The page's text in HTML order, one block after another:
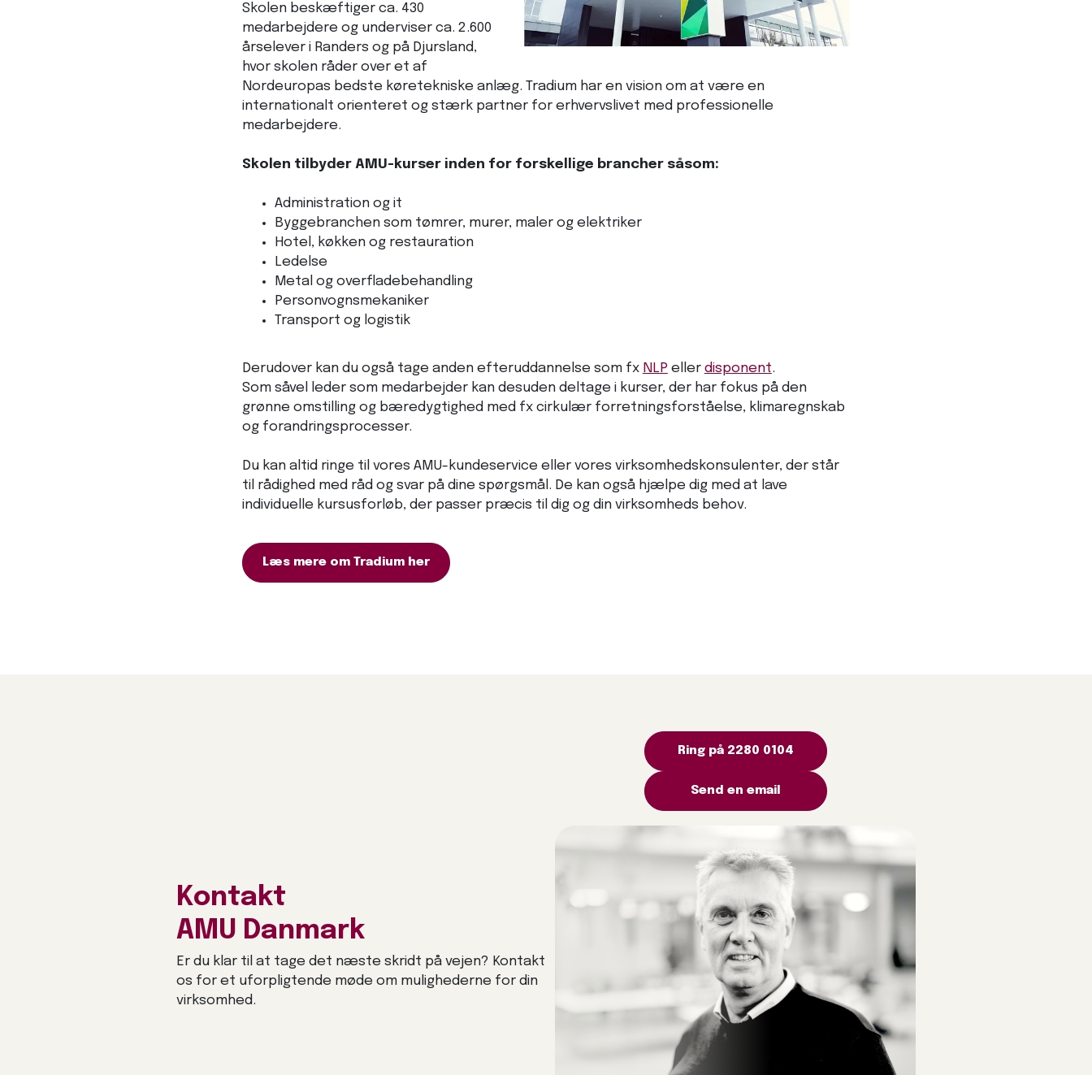
Skolen beskæftiger ca. 430
medarbejdere og underviser ca. 2.600
årselever i Randers og på Djursland,
hvor skolen råder over et af
Nordeuropas bedste køretekniske anlæg. Tradium har en vision om at være en
internationalt orienteret og stærk partner for erhvervslivet med professionelle
medarbejdere.
Skolen tilbyder AMU-kurser inden for forskellige brancher såsom:
Administration og it
Byggebranchen som tømrer, murer, maler og elektriker
Hotel, køkken og restauration
Ledelse
Metal og overfladebehandling
Personvognsmekaniker
Transport og logistik
Derudover kan du også tage anden efteruddannelse som fx NLP eller disponent.
Som såvel leder som medarbejder kan desuden deltage i kurser, der har fokus på den
grønne omstilling og bæredygtighed med fx cirkulær forretningsforståelse, klimaregnskab
og forandringsprocesser.
Du kan altid ringe til vores AMU-kundeservice eller vores virksomhedskonsulenter, der står
til rådighed med råd og svar på dine spørgsmål. De kan også hjælpe dig med at lave
individuelle kursusforløb, der passer præcis til dig og din virksomheds behov.
Læs mere om Tradium her
Kontakt
AMU Danmark
Er du klar til at tage det næste skridt på vejen? Kontakt
os for et uforpligtende møde om mulighederne for din
virksomhed.
Ring på 2280 0104
Send en email